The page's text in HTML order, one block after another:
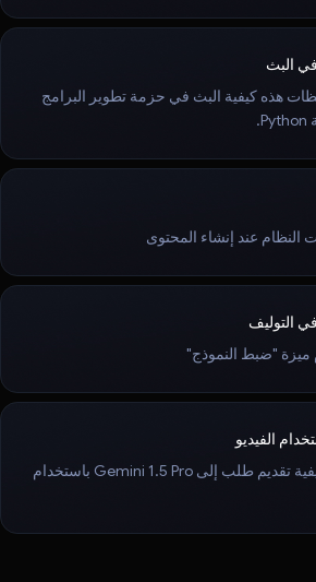
في البث
هذه كيفية البث في حزمة تطوير البرامج
النظام عند إنشاء المحتوى
التوليف
ميزة "ضبط النموذج"
الفيديو
مثال سريع على كيفية تقديم طلب إلى Gemini 1.5 Pro باستخدام